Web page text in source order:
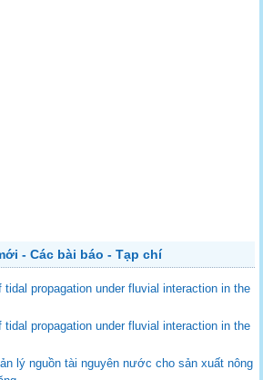
- Các bài báo - Tạp chí
tidal propagation under fluvial interaction in the
tidal propagation under fluvial interaction in the
lý nguồn tài nguyên nước cho sản xuất nông